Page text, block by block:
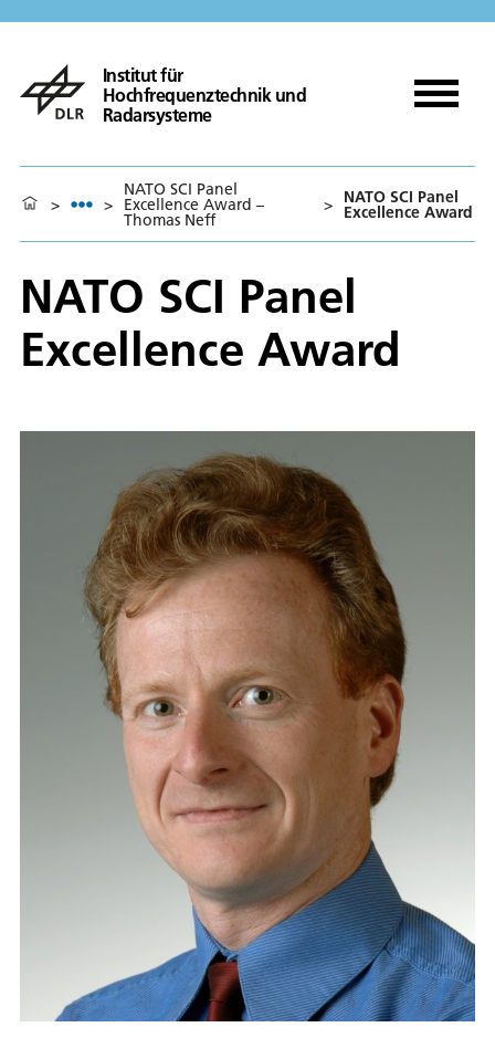
Institut für
Hochfrequenztechnik und
Radarsysteme
> >
NATO SCI Panel
Excellence Award –
Thomas Neff
> NATO SCI Panel
Excellence Award
NATO SCI Panel
Excellence Award